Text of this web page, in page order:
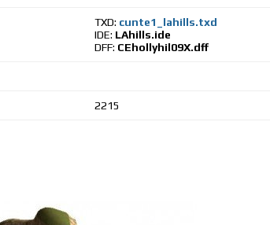
TXD: cunte1_lahills.txd
IDE: LAhills.ide
DFF: CEhollyhil09X.dff
2215